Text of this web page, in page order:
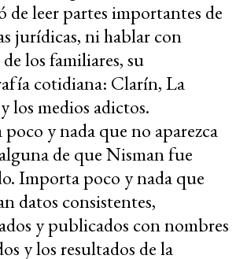
de leer partes importantes de
jurídicas, ni hablar con
los familiares, su
cotidiana: Clarín, La
los medios adictos.
y nada que no aparezca
de que Nisman fue
Importa poco y nada que
datos consistentes,
y publicados con nombres
y los resultados de la